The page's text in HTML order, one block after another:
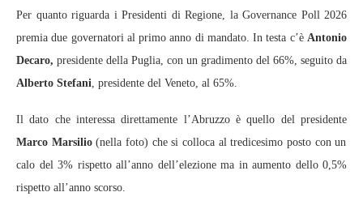
Per quanto riguarda i Presidenti di Regione, la Governance Poll 2026
premia due governatori al primo anno di mandato. In testa c’è Antonio
Decaro, presidente della Puglia, con un gradimento del 66%, seguito da
Alberto Stefani, presidente del Veneto, al 65%.
Il dato che interessa direttamente l’Abruzzo è quello del presidente
Marco Marsilio(nella foto) che si colloca al tredicesimo posto con un
calo del 3% rispetto all’anno dell’elezione ma in aumento dello 0,5%
rispetto all’anno scorso.